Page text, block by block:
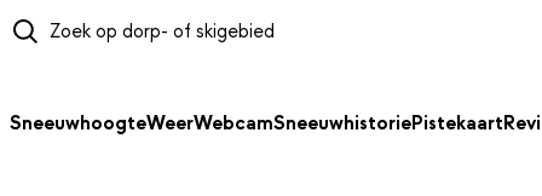
SneeuwhoogteWeerWebcamSneeuwhistoriePistekaart